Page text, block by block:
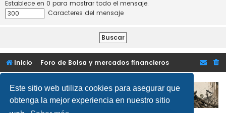
Este sitio web utiliza cookies para asegurar que
obtenga la mejor experiencia en nuestro sitio
Establece en 0 para mostrar todo el mensaje.
Caracteres del mensaje
Inicio Foro de Bolsa y mercados financieros